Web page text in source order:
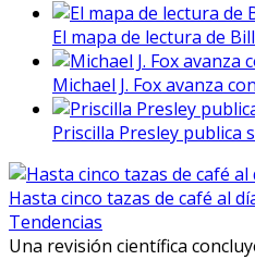
El mapa de lectura de
Michael J. Fox avanza
Priscilla Presley publica
Hasta cinco tazas de café al
Tendencias
Una revisión científica